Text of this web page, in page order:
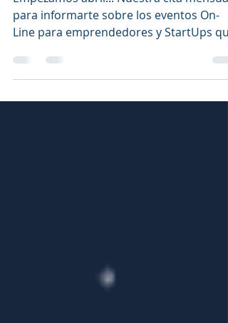
abril 2024.
Empezamos abril... Nuestra cita mensual
para informarte sobre los eventos On-
Line para emprendedores y StartUps que